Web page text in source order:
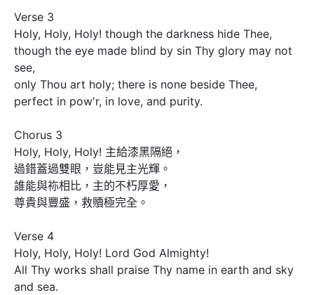
Verse 3
Holy, Holy, Holy! though the darkness hide Thee,
though the eye made blind by sin Thy glory may not
see,
only Thou art holy; there is none beside Thee,
perfect in pow'r, in love, and purity.
Chorus 3
Holy, Holy, Holy! 主給漆黑隔絕，
過錯蓋過雙眼，豈能見主光輝。
誰能與袮相比，主的不朽厚愛，
尊貴與豐盛，救贖極完全。
Verse 4
Holy, Holy, Holy! Lord God Almighty!
All Thy works shall praise Thy name in earth and sky
and sea.